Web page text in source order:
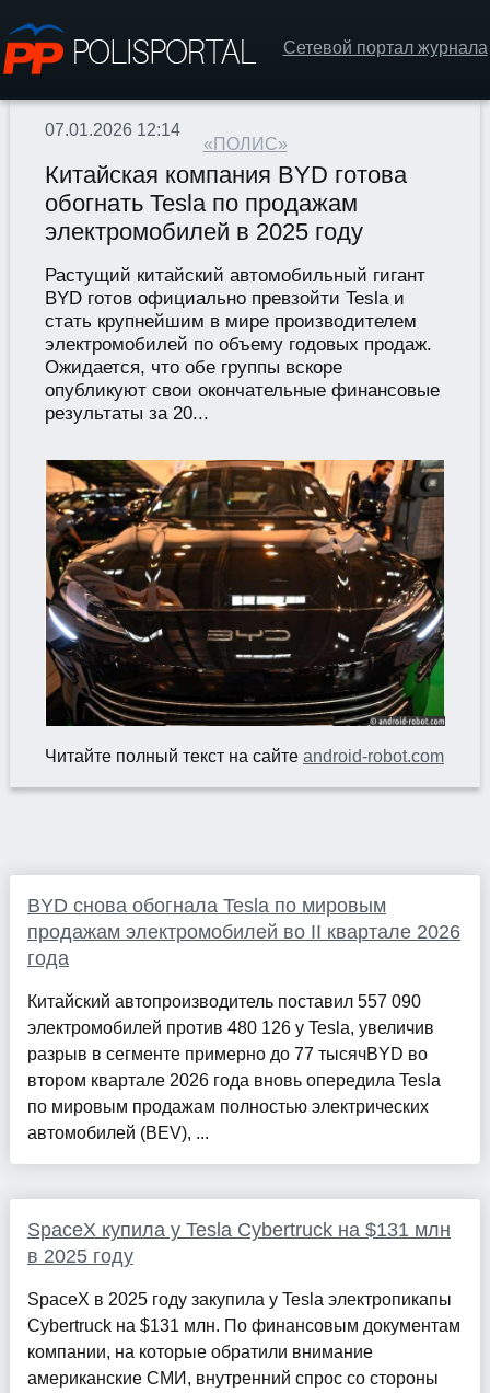
Сетевой портал журнала
«ПОЛИС»
07.01.2026 12:14
Китайская компания BYD готова
обогнать Tesla по продажам
электромобилей в 2025 году
Растущий китайский автомобильный гигант
BYD готов официально превзойти Tesla и
стать крупнейшим в мире производителем
электромобилей по объему годовых продаж.
Ожидается, что обе группы вскоре
опубликуют свои окончательные финансовые
результаты за 20...
Читайте полный текст на сайте android-robot.com
BYD снова обогнала Tesla по мировым
продажам электромобилей во II квартале 2026
года
Китайский автопроизводитель поставил 557 090
электромобилей против 480 126 у Tesla, увеличив
разрыв в сегменте примерно до 77 тысячBYD во
втором квартале 2026 года вновь опередила Tesla
по мировым продажам полностью электрических
автомобилей (BEV), ...
SpaceX купила у Tesla Cybertruck на $131 млн
в 2025 году
SpaceX в 2025 году закупила у Tesla электропикапы
Cybertruck на $131 млн. По финансовым документам
компании, на которые обратили внимание
американские СМИ, внутренний спрос со стороны